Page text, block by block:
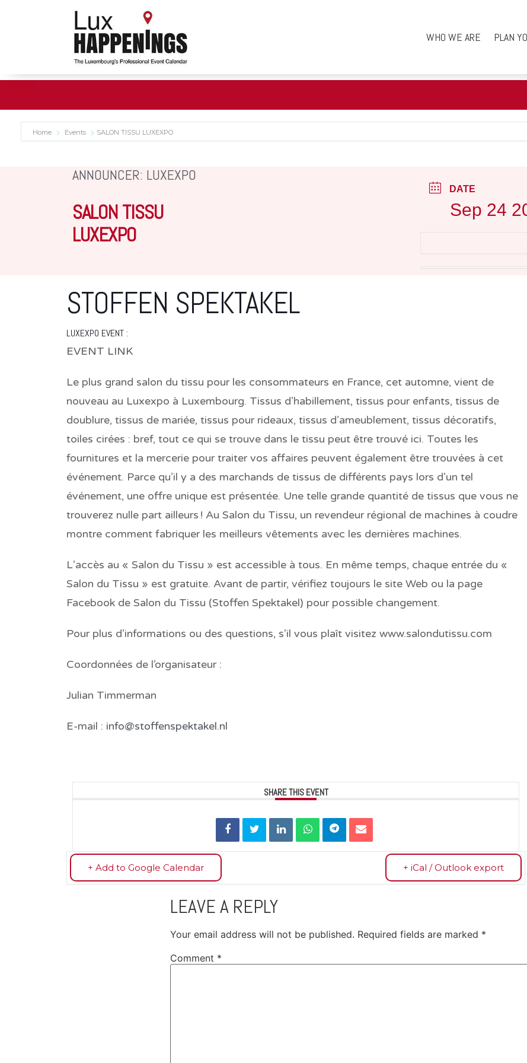
WHO WE ARE PLAN
Home Events SALON TISSU LUXEXPO
ANNOUNCER: LUXEXPO
SALON TISSU
LUXEXPO
DATE
Sep 24
STOFFEN SPEKTAKEL
LUXEXPO EVENT :
EVENT LINK
Le plus grand salon du tissu pour les consommateurs en France, cet automne, vient de
nouveau au Luxexpo à Luxembourg. Tissus d’habillement, tissus pour enfants, tissus de
doublure, tissus de mariée, tissus pour rideaux, tissus d’ameublement, tissus décoratifs,
toiles cirées : bref, tout ce qui se trouve dans le tissu peut être trouvé ici. Toutes les
fournitures et la mercerie pour traiter vos affaires peuvent également être trouvées à cet
événement. Parce qu’il y a des marchands de tissus de différents pays lors d’un tel
événement, une offre unique est présentée. Une telle grande quantité de tissus que vous ne
trouverez nulle part ailleurs ! Au Salon du Tissu, un revendeur régional de machines à coudre
montre comment fabriquer les meilleurs vêtements avec les dernières machines.
L’accès au « Salon du Tissu » est accessible à tous. En même temps, chaque entrée du «
Salon du Tissu » est gratuite. Avant de partir, vérifiez toujours le site Web ou la page
Facebook de Salon du Tissu (Stoffen Spektakel) pour possible changement.
Pour plus d’informations ou des questions, s’il vous plaît visitez www.salondutissu.com
Coordonnées de l’organisateur :
Julian Timmerman
E-mail : info@stoffenspektakel.nl
SHARE THIS EVENT
+ Add to Google Calendar + iCal / Outlook export
LEAVE A REPLY
Your email address will not be published. Required fields are marked *
Comment *